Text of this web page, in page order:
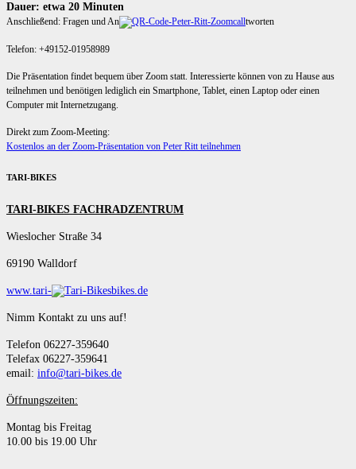
Dauer: etwa 20 Minuten
Anschließend: Fragen und An tworten
Telefon: +49152-01958989
Die Präsentation findet bequem über Zoom statt. Interessierte können von zu Hause aus
teilnehmen und benötigen lediglich ein Smartphone, Tablet, einen Laptop oder einen
Computer mit Internetzugang.
Direkt zum Zoom-Meeting:
Kostenlos an der Zoom-Präsentation von Peter Ritt teilnehmen
TARI-BIKES
TARI-BIKES FACHRADZENTRUM
Wieslocher Straße 34
69190 Walldorf
www.tari- bikes.de
Nimm Kontakt zu uns auf!
Telefon 06227-359640
Telefax 06227-359641
email: info@tari-bikes.de
Öffnungszeiten:
Montag bis Freitag
10.00 bis 19.00 Uhr